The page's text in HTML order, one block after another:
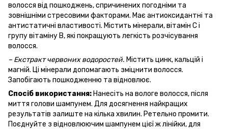
волосся від пошкоджень, спричинених погодніми та
зовнішніми стресовими факторами. Має антиоксидантні та
антистатичні властивості. Містить мінерали, вітамін С і
групу вітаміну В, які покращують легкість розчісування
волосся.
– Екстракт червоних водоростей. Містить цинк, кальцій і
магній. Ці мінерали допомагають зміцнити волосся.
Запобігають пошкодженню та відновлює.
Спосіб використання: Нанесіть на вологе волосся, після
миття голови шампунем. Для досягнення найкращих
результатів залиште на кілька хвилин. Ретельно промити.
Поєднуйте з відновлюючим шампунем цієї ж лінійки, для